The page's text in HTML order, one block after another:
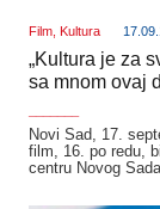
Film Kultura
„Kultura je za
sa mnom ovaj
Novi Sad, 17.
film, 16. po redu,
centru Novog